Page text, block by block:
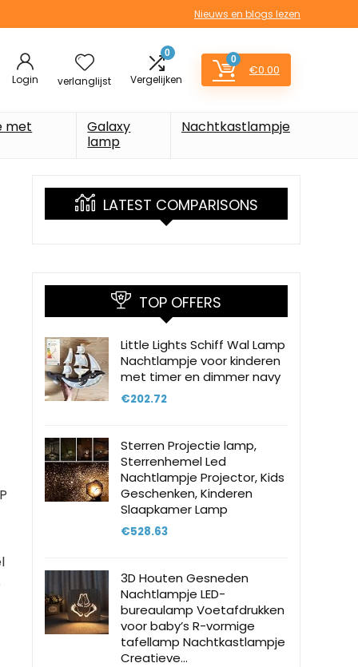
Nieuws en blogs lezen
Login verlanglijst
0
Vergelijken
0
€0.00
met
Galaxy
lamp
Nachtkastlampje
LATEST COMPARISONS
TOP OFFERS
Little Lights Schiff Wal Lamp
Nachtlampje voor kinderen
met timer en dimmer navy
€202.72
Sterren Projectie lamp,
Sterrenhemel Led
Nachtlampje Projector, Kids
Geschenken, Kinderen
Slaapkamer Lamp
€528.63
3D Houten Gesneden
Nachtlampje LED-
bureaulamp Voetafdrukken
voor baby’s R-vormige
tafellamp Nachtkastlampje
Creatieve…